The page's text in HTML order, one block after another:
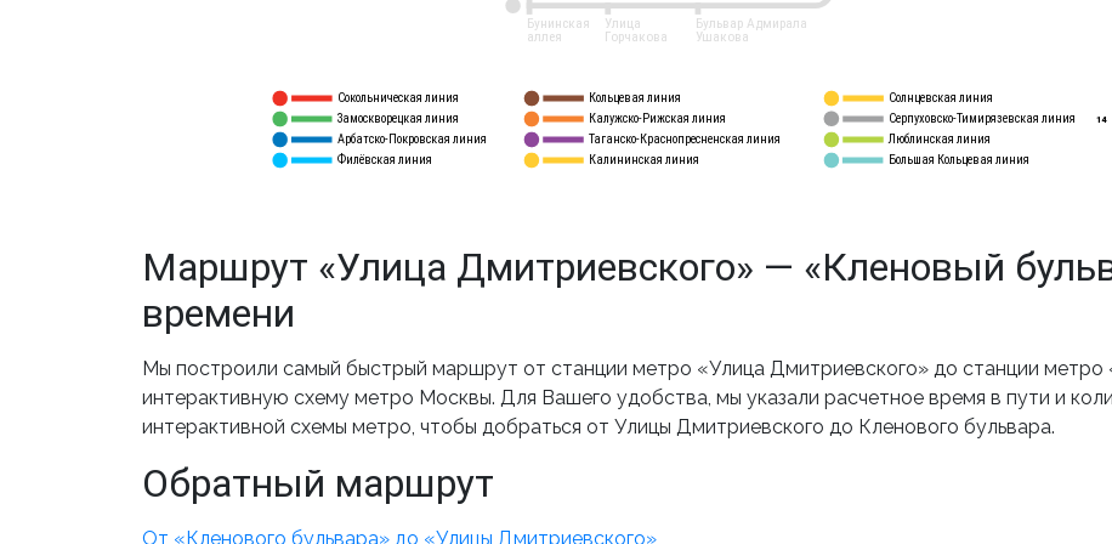
Сокольническая линия
Замоскворецкая линия
Арбатско-Покровская линия
Филёвская линия
Кольцевая линия
Калужско-Рижская линия
Таганско-Краснопресненская линия
Калининская линия
Солнцевская линия
Серпуховско-Тимирязевская линия
Люблинская линия
Большая Кольцевая линия
14
Бульвар Адмирала
Ушакова
Улица
Горчакова
Бунинская
аллея
Маршрут «Улица Дмитриевского» — «Кленовый
времени
Мы построили самый быстрый маршрут от станции метро «Улица Дмитриевского» до станции метро
интерактивную схему метро Москвы. Для Вашего удобства, мы указали расчетное время в пути и
интерактивной схемы метро, чтобы добраться от Улицы Дмитриевского до Кленового бульвара.
Обратный маршрут
От «Кленового бульвара» до «Улицы Дмитриевского»